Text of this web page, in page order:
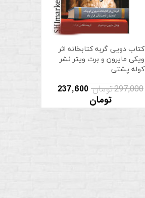
کتاب دویی گربه کتابخانه اثر
ویکی مایرون و برت ویتر نشر
کوله پشتی
297,000 تومان
237,600
تومان